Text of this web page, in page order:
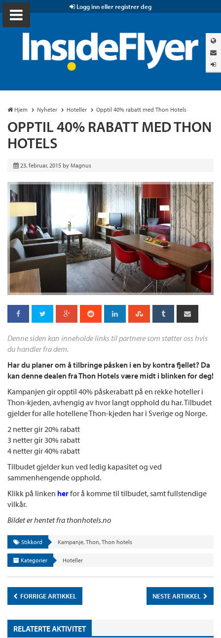
Logg inn eller registrer deg
Hjem Nyheter Hoteller Opptil 40% rabatt med Thon Hotels
OPPTIL 40% RABATT MED THON
HOTELS
23. februar, 2015 by Magnus
Denne siden kan inneholde links til partnere som støtter oss hvis
du handler fra dem.
Har du planer om å tilbringe påsken i en by kontra fjellet? Da
kan denne dealen fra Thon Hotels være midt i blinken for deg!
Kampanjen gir opptil 40% påskerabatt på en rekke hoteller i
Thon-kjeden, avhengig av hvor langt opphold du har. Tilbudet
gjelder for alle hotellene Thon-kjeden har i Sverige og Norge.
2 netter gir 20% rabatt
3 netter gir 30% rabatt
4 netter gir 40% rabatt
Tilbudet gjelder kun ved ledig kapasitet og ved
sammenhengende opphold.
Klikk på linken herfor å komme til tilbudet, samt fullstendige
vilkår.
Bildet er hentet fra thonhotels.no
Stikkord Kampanje, Thon, Thon hotels
Kategorier Hoteller
FORRIGE ARTIKKEL NESTE ARTIKKEL
RELATERTE AKTIVITET